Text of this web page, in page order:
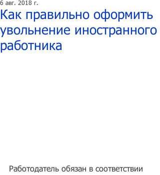
Как правильно оформить
увольнение иностранного
работника
6 авг. 2018 г.
Работодатель обязан в соответствии